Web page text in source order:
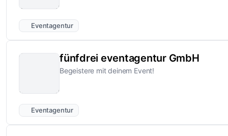
Eventagentur
fünfdrei eventagentur GmbH
Begeistere mit deinem Event!
Eventagentur